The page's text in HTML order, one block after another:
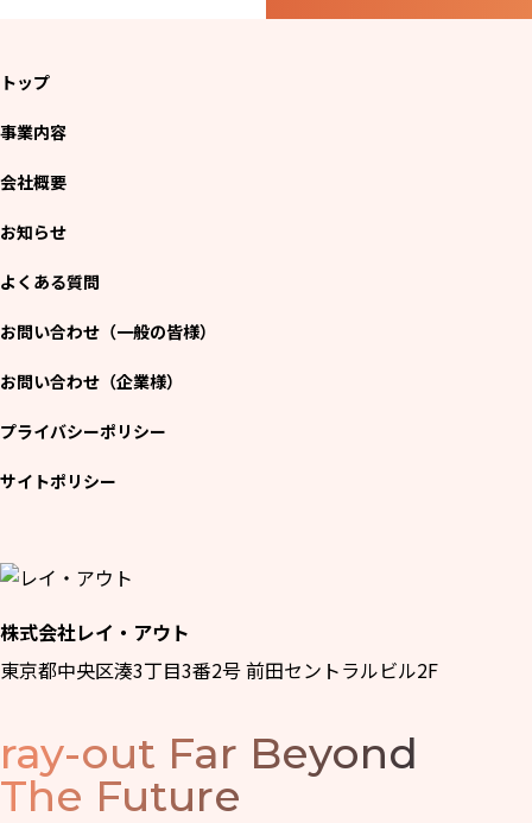
株式会社レイ・アウト
東京都中央区湊3丁目3番2号 前田セントラルビル2F
トップ
事業内容
会社概要
お知らせ
よくある質問
お問い合わせ（一般の皆様）
お問い合わせ（企業様）
プライバシーポリシー
サイトポリシー
ray-out Far Beyond
The Future